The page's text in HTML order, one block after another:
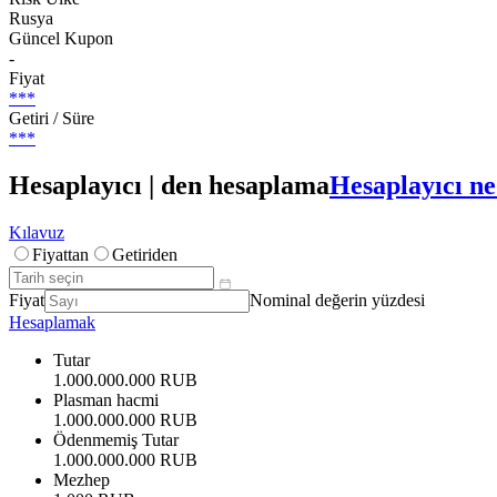
Rusya
Güncel Kupon
-
Fiyat
***
Getiri / Süre
***
Hesaplayıcı | den hesaplamaHesaplayıcı
Kılavuz
Fiyattan
Getiriden
Fiyat
Nominal değerin yüzdesi
Hesaplamak
Tutar
1.000.000.000 RUB
Plasman hacmi
1.000.000.000 RUB
Ödenmemiş Tutar
1.000.000.000 RUB
Mezhep